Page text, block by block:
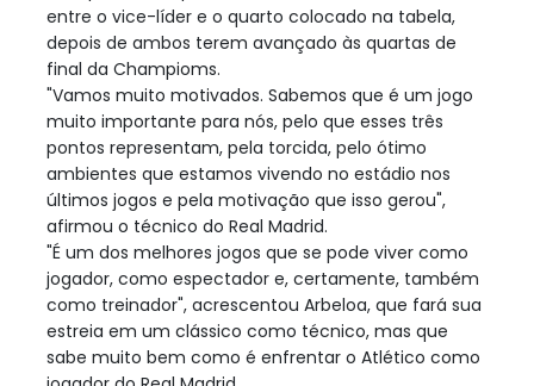
entre o vice-líder e o quarto colocado na tabela,
depois de ambos terem avançado às quartas de
final da Champioms.
"Vamos muito motivados. Sabemos que é um jogo
muito importante para nós, pelo que esses três
pontos representam, pela torcida, pelo ótimo
ambientes que estamos vivendo no estádio nos
últimos jogos e pela motivação que isso gerou",
afirmou o técnico do Real Madrid.
"É um dos melhores jogos que se pode viver como
jogador, como espectador e, certamente, também
como treinador", acrescentou Arbeloa, que fará sua
estreia em um clássico como técnico, mas que
sabe muito bem como é enfrentar o Atlético como